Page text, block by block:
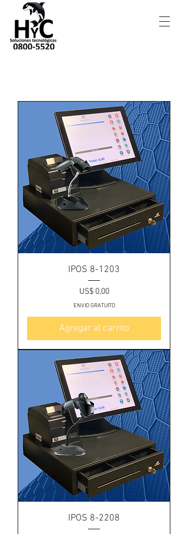
IPOS 8-1203
Precio
US$ 0,00
ENVIO GRATUITO
Agregar al carrito
IPOS 8-2208